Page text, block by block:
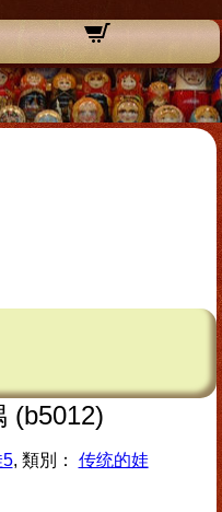
(b5012)
5, 類別： 传统的娃